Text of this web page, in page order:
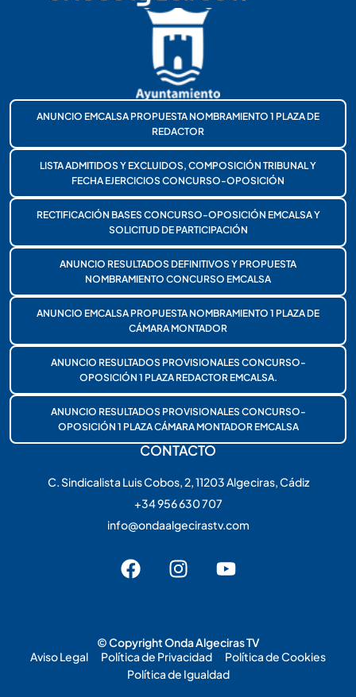
ANUNCIO EMCALSA PROPUESTA NOMBRAMIENTO 1 PLAZA DE
REDACTOR
LISTA ADMITIDOS Y EXCLUIDOS, COMPOSICIÓN TRIBUNAL Y
FECHA EJERCICIOS CONCURSO-OPOSICIÓN
RECTIFICACIÓN BASES CONCURSO-OPOSICIÓN EMCALSA Y
SOLICITUD DE PARTICIPACIÓN
ANUNCIO RESULTADOS DEFINITIVOS Y PROPUESTA
NOMBRAMIENTO CONCURSO EMCALSA
ANUNCIO EMCALSA PROPUESTA NOMBRAMIENTO 1 PLAZA DE
CÁMARA MONTADOR
ANUNCIO RESULTADOS PROVISIONALES CONCURSO-
OPOSICIÓN 1 PLAZA REDACTOR EMCALSA.
ANUNCIO RESULTADOS PROVISIONALES CONCURSO-
OPOSICIÓN 1 PLAZA CÁMARA MONTADOR EMCALSA
CONTACTO
C. Sindicalista Luis Cobos, 2, 11203 Algeciras, Cádiz
+34 956 630 707
info@ondaalgecirastv.com
© Copyright Onda Algeciras TV
Aviso Legal
Política de Privacidad
Política de Cookies
Política de Igualdad